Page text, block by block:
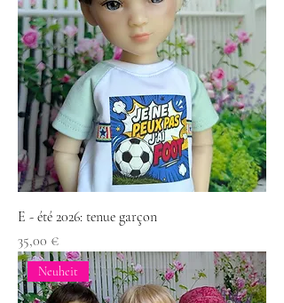
E - été 2026: tenue garçon
Preis
35,00 €
Neuheit